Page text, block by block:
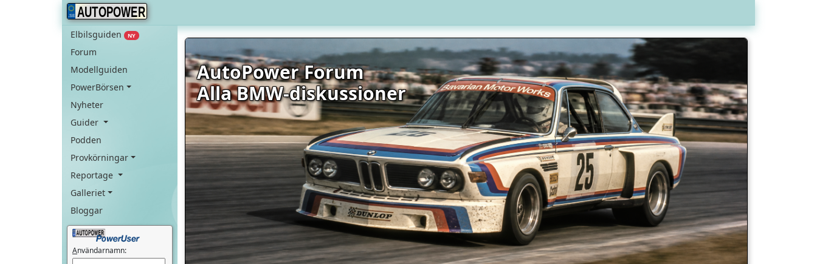
AUTOPOWER
Elbilsguiden NY
Forum
Modellguiden
PowerBörsen
Nyheter
Guider
Podden
Provkörningar
Reportage
Galleriet
Bloggar
Användarnamn:
AutoPower Forum
Alla BMW-diskussioner